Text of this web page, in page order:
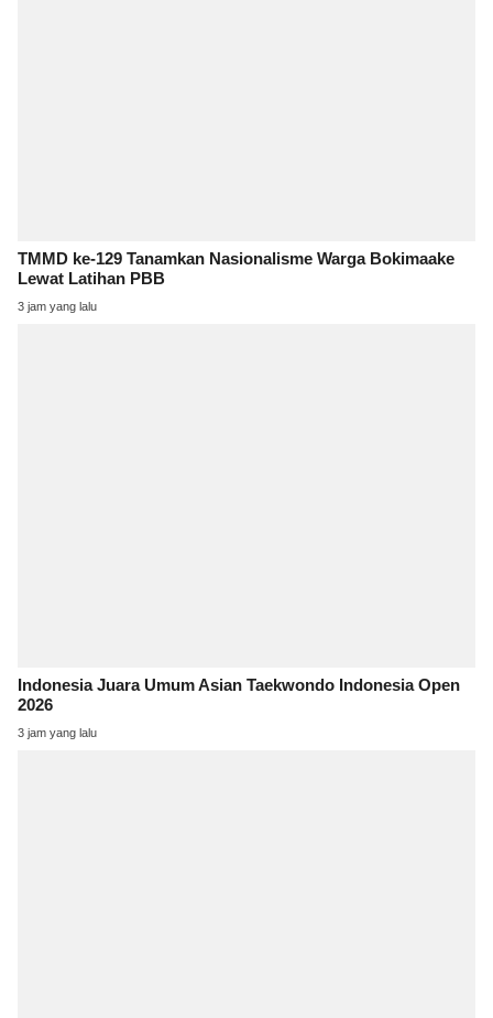
TMMD ke-129 Tanamkan Nasionalisme Warga Bokimaake
Lewat Latihan PBB
3 jam yang lalu
Indonesia Juara Umum Asian Taekwondo Indonesia Open
2026
3 jam yang lalu